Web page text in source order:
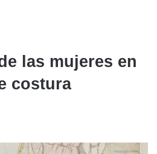
las mujeres en
costura